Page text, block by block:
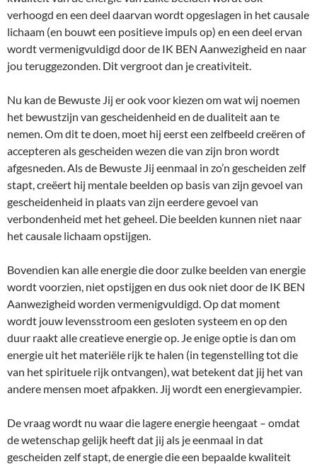
verhoogd en een deel daarvan wordt opgeslagen in het causale
lichaam (en bouwt een positieve impuls op) en een deel ervan
wordt vermenigvuldigd door de IK BEN Aanwezigheid en naar
jou teruggezonden. Dit vergroot dan je creativiteit.
Nu kan de Bewuste Jij er ook voor kiezen om wat wij noemen
het bewustzijn van gescheidenheid en de dualiteit aan te
nemen. Om dit te doen, moet hij eerst een zelfbeeld creëren of
accepteren als gescheiden wezen die van zijn bron wordt
afgesneden. Als de Bewuste Jij eenmaal in zo’n gescheiden zelf
stapt, creëert hij mentale beelden op basis van zijn gevoel van
gescheidenheid in plaats van zijn eerdere gevoel van
verbondenheid met het geheel. Die beelden kunnen niet naar
het causale lichaam opstijgen.
Bovendien kan alle energie die door zulke beelden van energie
wordt voorzien, niet opstijgen en dus ook niet door de IK BEN
Aanwezigheid worden vermenigvuldigd. Op dat moment
wordt jouw levensstroom een gesloten systeem en op den
duur raakt alle creatieve energie op. Je enige optie is dan om
energie uit het materiële rijk te halen (in tegenstelling tot die
van het spirituele rijk ontvangen), wat betekent dat jij het van
andere mensen moet afpakken. Jij wordt een energievampier.
De vraag wordt nu waar die lagere energie heengaat – omdat
de wetenschap gelijk heeft dat jij als je eenmaal in dat
gescheiden zelf stapt, de energie die een bepaalde kwaliteit